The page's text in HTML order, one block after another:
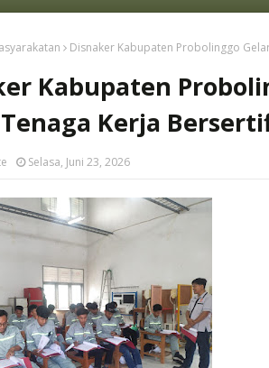
Disnaker Kabupaten Probolinggo
Kabupaten
Kerja
Selasa, Juni 23, 2026